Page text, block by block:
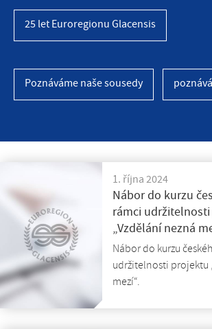
25 let Euroregionu Glacensis
Poznáváme naše sousedy
1. října 2024
Nábor do kurzu
rámci
„Vzdělání nezná
Nábor do kurzu
udržitelnosti projektu
mezí“.